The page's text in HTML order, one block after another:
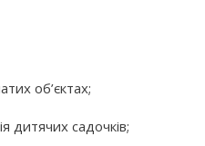
об’єктах;
дитячих садочків;